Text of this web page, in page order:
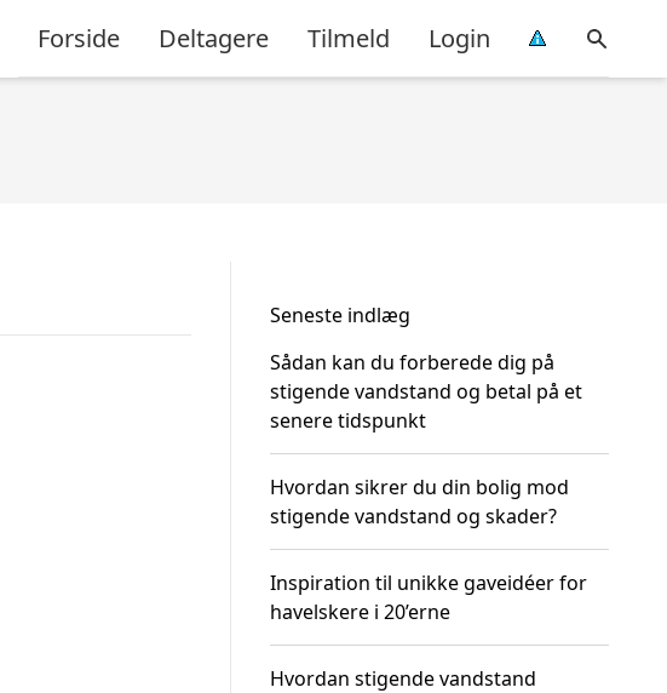
Forside Deltagere Tilmeld Login
Seneste indlæg
Sådan kan du forberede dig på
stigende vandstand og betal på et
senere tidspunkt
Hvordan sikrer du din bolig mod
stigende vandstand og skader?
Inspiration til unikke gaveidéer for
havelskere i 20’erne
Hvordan stigende vandstand